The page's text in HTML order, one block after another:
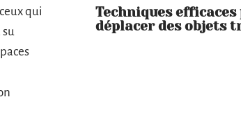
qui
su
Techniques efficaces
déplacer des objets